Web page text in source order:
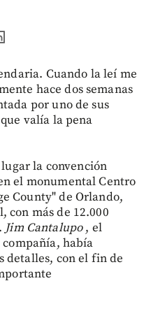
Cuando la leí me
hace dos semanas
por uno de sus
valía la pena
la convención
el monumental Centro
County" de Orlando,
con más de 12.000
Jim Cantalupo, el
había
detalles, con el fin de